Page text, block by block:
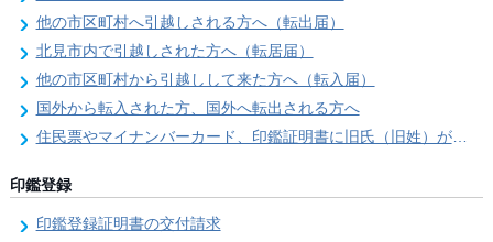
他の市区町村へ引越しされる方へ（転出届）
北見市内で引越しされた方へ（転居届）
他の市区町村から引越しして来た方へ（転入届）
国外から転入された方、国外へ転出される方へ
住民票やマイナンバーカード、印鑑証明書に旧氏（旧姓）が併記できるようになりました！
印鑑登録
印鑑登録証明書の交付請求